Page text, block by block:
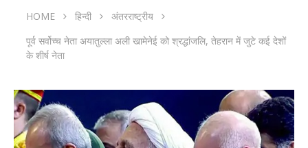
HOME हिन्दी
अंतरराष्ट्रीय
पूर्व सर्वोच्च नेता अयातुल्ला अली खामेनेई को श्रद्धांजलि, तेहरान में जुटे कई देशों
के शीर्ष नेता